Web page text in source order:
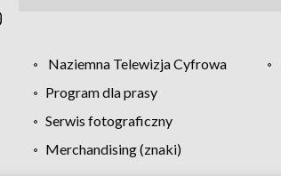
Naziemna Telewizja Cyfrowa
Program dla prasy
Serwis fotograficzny
Merchandising (znaki)